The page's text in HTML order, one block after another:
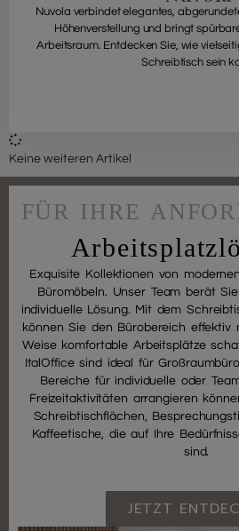
Nuvola verbindet elegantes,
Höhenverstellung und bringt
Arbeitsraum. Entdecken Sie, wie
Schreibtisch sein
Keine weiteren Artikel
FÜR IHRE
Exquisite Kollektionen von
Büromöbeln. Unser Team berät
individuelle Lösung. Mit dem
können Sie den Bürobereich effektiv
Weise komfortable Arbeitsplätze
ItalOffice sind ideal für
Bereiche für individuelle oder
Freizeitaktivitäten arrangieren
Schreibtischflächen,
Kaffeetische, die auf Ihre
sind.
JETZT